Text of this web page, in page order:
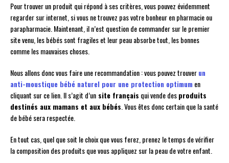
Pour trouver un produit qui répond à ses critères, vous pouvez évidemment
regarder sur internet, si vous ne trouvez pas votre bonheur en pharmacie ou
parapharmacie. Maintenant, il n’est question de commander sur le premier
site venu, les bébés sont fragiles et leur peau absorbe tout, les bonnes
comme les mauvaises choses.
Nous allons donc vous faire une recommandation : vous pouvez trouverun
anti-moustique bébé naturel pour une protection optimum en
cliquant sur ce lien. Il s’agit d’un site français qui vende desproduits
destinés aux mamans et aux bébés . Vous êtes donc certain que la santé
de bébé sera respectée.
En tout cas, quel que soit le choix que vous ferez, prenez le temps de vérifier
la composition des produits que vous appliquez sur la peau de votre enfant.